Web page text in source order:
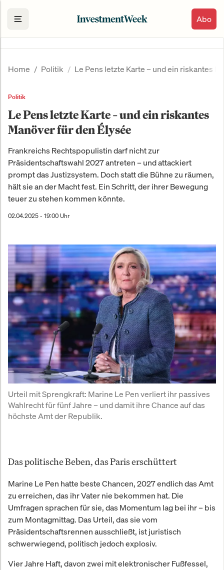
Abo
Home Politik Le Pens letzte Karte – und ein riskantes
Politik
Le Pens letzte Karte – und ein riskantes
Manöver für den Élysée
Frankreichs Rechtspopulistin darf nicht zur
Präsidentschaftswahl 2027 antreten – und attackiert
prompt das Justizsystem. Doch statt die Bühne zu räumen,
hält sie an der Macht fest. Ein Schritt, der ihrer Bewegung
teuer zu stehen kommen könnte.
02.04.2025 - 19:00 Uhr
Urteil mit Sprengkraft: Marine Le Pen verliert ihr passives
Wahlrecht für fünf Jahre – und damit ihre Chance auf das
höchste Amt der Republik.
Das politische Beben, das Paris erschüttert
Marine Le Pen hatte beste Chancen, 2027 endlich das Amt
zu erreichen, das ihr Vater nie bekommen hat. Die
Umfragen sprachen für sie, das Momentum lag bei ihr – bis
zum Montagmittag. Das Urteil, das sie vom
Präsidentschaftsrennen ausschließt, ist juristisch
schwerwiegend, politisch jedoch explosiv.
Vier Jahre Haft, davon zwei mit elektronischer Fußfessel,